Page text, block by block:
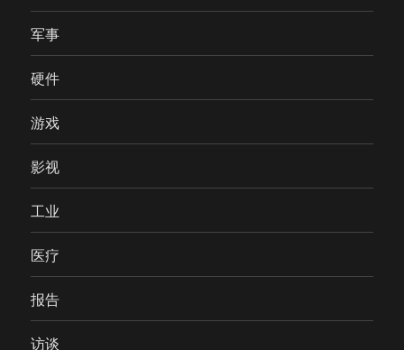
军事
硬件
游戏
影视
工业
医疗
报告
访谈